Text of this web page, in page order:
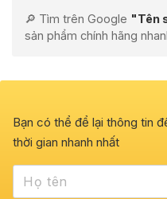
🔎 Tìm trên Google "Tên
sản phẩm chính hãng
Bạn có thể để lại thông tin
thời gian nhanh nhất